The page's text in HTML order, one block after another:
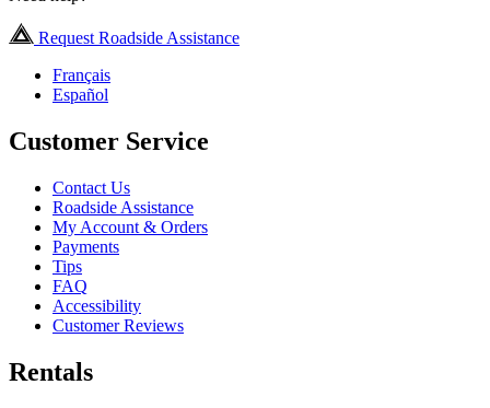
Request Roadside Assistance
Français
Español
Customer Service
Contact Us
Roadside Assistance
My Account & Orders
Payments
Tips
FAQ
Accessibility
Customer Reviews
Rentals